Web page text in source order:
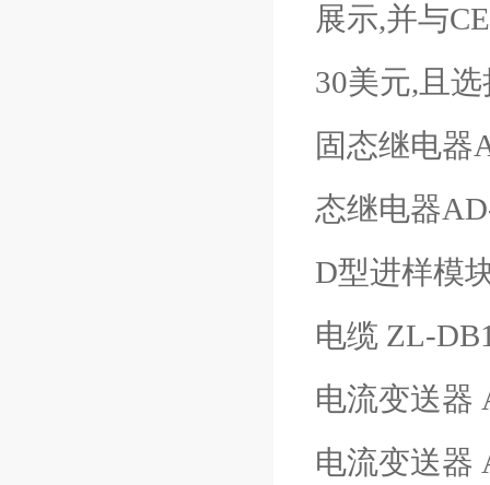
展示,并与
30美元,且
固态继电器
态继电器
D型进样模
电缆 ZL-
电流变送器
电流变送器